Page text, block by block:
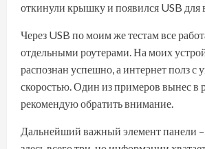
откинули крышку и появился USB для
Через USB по моим же тестам все
отдельными роутерами. На моих
распознан успешно, а интернет полз с
скоростью. Один из примеров вынес в
рекомендую обратить внимание.
Дальнейший важный элемент панели